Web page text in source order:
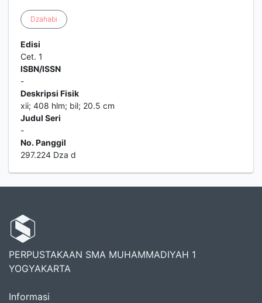
Dzahabi
Edisi
Cet. 1
ISBN/ISSN
-
Deskripsi Fisik
xii; 408 hlm; bil; 20.5 cm
Judul Seri
-
No. Panggil
297.224 Dza d
PERPUSTAKAAN SMA MUHAMMADIYAH 1
YOGYAKARTA
Informasi